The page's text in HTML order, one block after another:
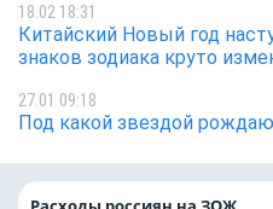
18.02 18:31
Китайский Новый год
знаков зодиака круто
27.01 09:18
Под какой звездой